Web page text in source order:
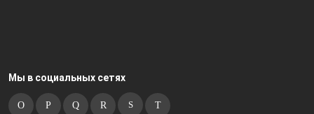
Мы в социальных сетях